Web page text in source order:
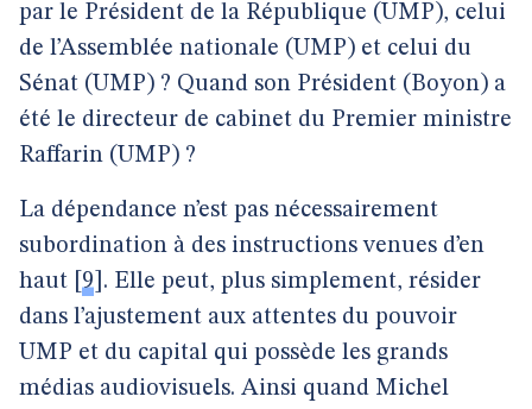
par le Président de la République (UMP), celui
de l’Assemblée nationale (UMP) et celui du
Sénat (UMP) ? Quand son Président (Boyon) a
été le directeur de cabinet du Premier ministre
Raffarin (UMP) ?
La dépendance n’est pas nécessairement
subordination à des instructions venues d’en
haut 9 . Elle peut, plus simplement, résider
dans l’ajustement aux attentes du pouvoir
UMP et du capital qui possède les grands
médias audiovisuels. Ainsi quand Michel